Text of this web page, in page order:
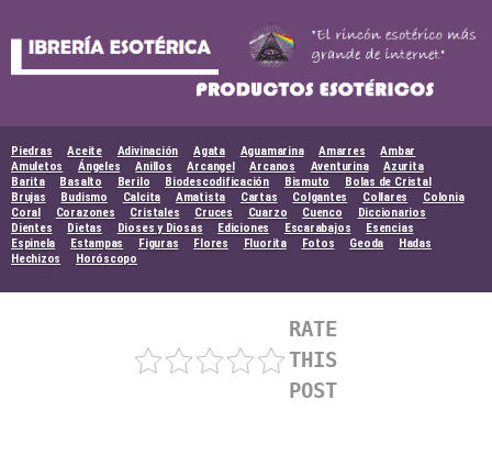
Piedras Aceite Adivinación Agata Aguamarina Amarres
Ambar
Amuletos
Ángeles Anillos Arcangel Arcanos Aventurina
Azurita
Barita
Basalto Berilo Biodescodificación Bismuto
Bolas de Cristal
Brujas
Budismo Calcita Amatista Cartas Colgantes Collares
Colonia
Coral
Corazones Cristales Cruces Cuarzo Cuenco
Diccionarios
Dientes
Dietas Dioses y Diosas Ediciones Escarabajos
Esencias
Espinela
Estampas Figuras Flores Fluorita Fotos Geoda
Hadas
Hechizos
Horóscopo
RATE
THIS
POST